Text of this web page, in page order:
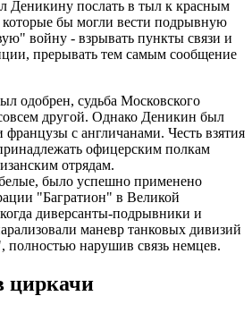
Деникину послать в тыл к красным
бы могли вести подрывную
войну - взрывать пункты связи и
прерывать тем самым сообщение
одобрен, судьба Московского
другой. Однако Деникин был
с англичанами. Честь взятия
офицерским полкам
отрядам.
белые, было успешно применено
"Багратион" в Великой
диверсанты-подрывники и
маневр танковых дивизий
нарушив связь немцев.
циркачи